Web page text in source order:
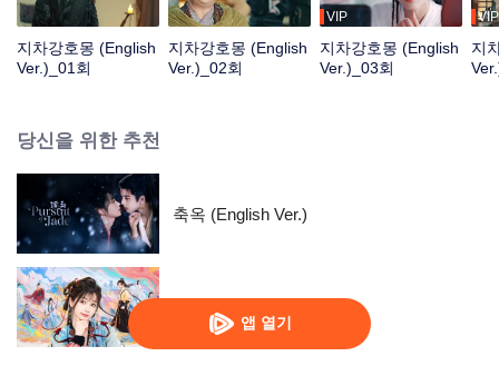
앱 열기
지차강호몽 (English
Ver.)_01회
지차강호몽 (English
Ver.)_02회
VIP
지차강호몽 (English
Ver.)_03회
VIP
지
당신을 위한 추천
축옥 (English Ver.)